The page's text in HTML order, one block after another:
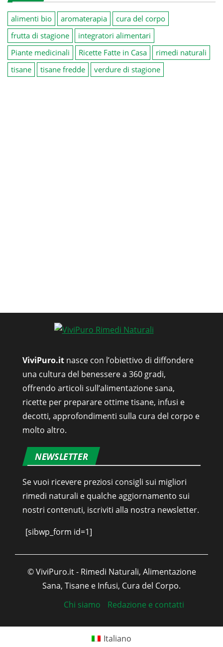
alimenti bio aromaterapia
cura del corpo
frutta di stagione
integratori alimentari
Piante medicinali
Ricette Fatte in Casa
rimedi naturali
tisane
tisane fredde verdure di stagione
ViviPuro.it nasce con l’obiettivo di diffondere
una cultura del benessere a 360 gradi,
offrendo articoli sull’alimentazione sana,
ricette per preparare ottime tisane, infusi e
decotti, approfondimenti sulla cura del corpo e
molto altro.
NEWSLETTER
Se vuoi ricevere preziosi consigli sui migliori
rimedi naturali e qualche aggiornamento sui
nostri contenuti, iscriviti alla nostra newsletter.
[sibwp_form id=1]
© ViviPuro.it - Rimedi Naturali, Alimentazione
Sana, Tisane e Infusi, Cura del Corpo.
Chi siamo
Redazione e contatti
Italiano